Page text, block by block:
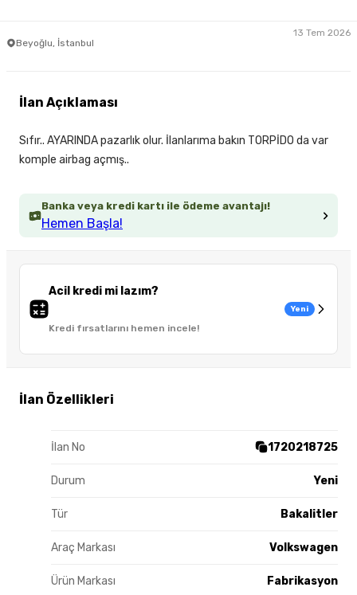
Beyoğlu, İstanbul
13 Tem 2026
Banka veya kredi kartı ile ödeme avantajı!
Hemen Başla!
Acil kredi mi lazım?
Kredi fırsatlarını hemen incele!
Yeni
İlan Özellikleri
İlan No 1720218725
Durum Yeni
Tür Bakalitler
Araç Markası Volkswagen
Ürün Markası Fabrikasyon
İlan Açıklaması
Sıfır.. AYARINDA pazarlık olur. İlanlarıma bakın TORPİDO da var
komple airbag açmış..